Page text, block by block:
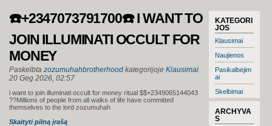
KATEGORI
JOS
Klausimai
Naujienos
Pasikalbėjim
ai
Skelbimai
ARCHYVA
S
☎️+2347073791700☎️ I WANT TO
JOIN ILLUMINATI OCCULT FOR
MONEY
Paskelbta zozumuhahbrotherhood kategorijoje Klausimai
20 Geg 2026, 02:57
i want to join illuminati occult for money ritual $$+2349065144043
??Millions of people from all walks of life have committed
themselves to the lord zozumuhah
Skaityti pilną įrašą